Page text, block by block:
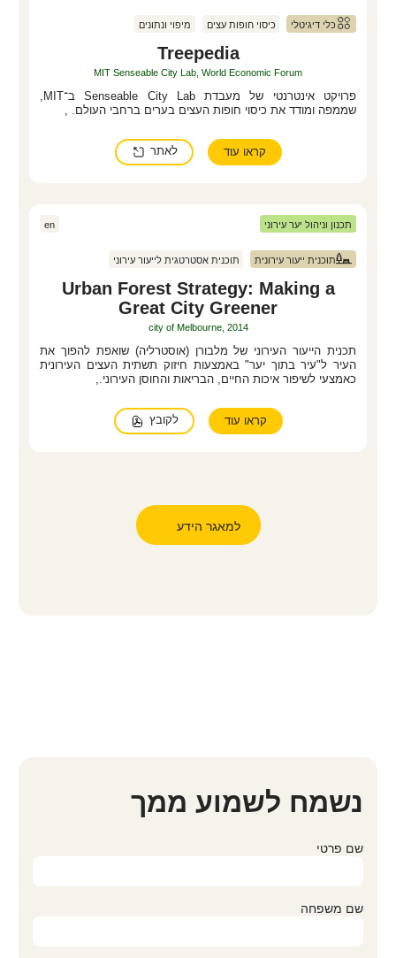
כלי דיגיטלי כיסוי חופות עצים מיפוי ונתונים
Treepedia
MIT Senseable City Lab, World Economic Forum
שממפה ומודד את כיסוי חופות העצים בערים ברחבי העולם. ,
קראו עוד לאתר
תכנון וניהול יער עירוני en
תוכנית ייעור עירונית תוכנית אסטרטגית לייעור עירוני
Urban Forest Strategy: Making a
Great City Greener
city of Melbourne, 2014
תכנית הייעור העירוני של מלבורן (אוסטרליה) שואפת להפוך את
העיר ל"עיר בתוך יער" באמצעות חיזוק תשתית העצים העירונית
כאמצעי לשיפור איכות החיים, הבריאות והחוסן העירוני.,
קראו עוד לקובץ
למאגר הידע
נשמח לשמוע ממך
שם פרטי
שם משפחה